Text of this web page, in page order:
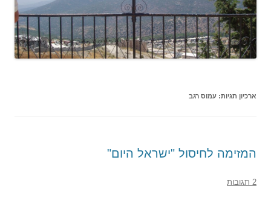
ארכיון תגיות: עמוס רגב
המזימה לחיסול "ישראל היום"
2 תגובות